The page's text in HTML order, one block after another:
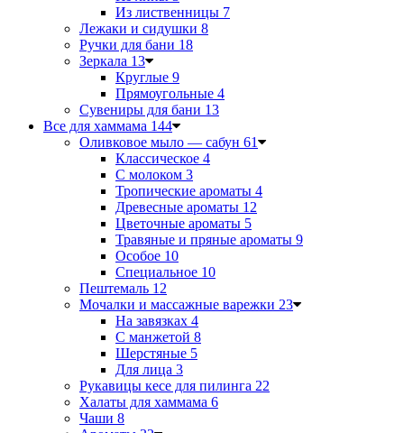
Из лиственницы 7
Лежаки и сидушки 8
Ручки для бани 18
Зеркала 13
Круглые 9
Прямоугольные 4
Сувениры для бани 13
Все для хаммама 144
Оливковое мыло — сабун 61
Классическое 4
С молоком 3
Тропические ароматы 4
Древесные ароматы 12
Цветочные ароматы 5
Травяные и пряные ароматы 9
Особое 10
Специальное 10
Пештемаль 12
Мочалки и массажные варежки 23
На завязках 4
С манжетой 8
Шерстяные 5
Для лица 3
Рукавицы кесе для пилинга 22
Халаты для хаммама 6
Чаши 8